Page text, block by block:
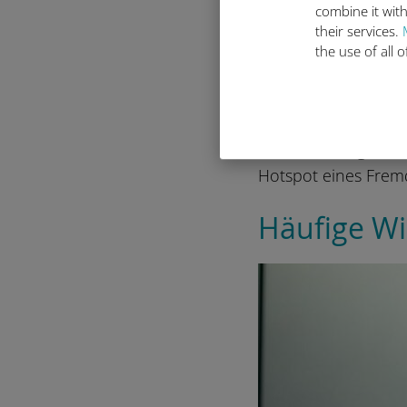
combine it
their services.
the use of all
empfangen,
Das
Flughafennetze
veralteter
Hotspot eines
Häufige